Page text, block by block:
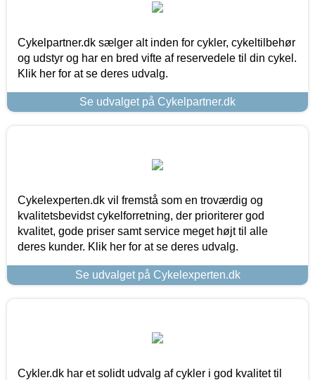
Cykelpartner.dk sælger alt inden for cykler, cykeltilbehør
og udstyr og har en bred vifte af reservedele til din cykel.
Klik her for at se deres udvalg.
Se udvalget på Cykelpartner.dk
Cykelexperten.dk vil fremstå som en troværdig og
kvalitetsbevidst cykelforretning, der prioriterer god
kvalitet, gode priser samt service meget højt til alle
deres kunder. Klik her for at se deres udvalg.
Se udvalget på Cykelexperten.dk
Cykler.dk har et solidt udvalg af cykler i god kvalitet til